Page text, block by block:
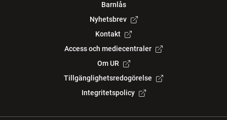
Barnlås
Nyhetsbrev
Kontakt
Access och mediecentraler
Om UR
Tillgänglighetsredogörelse
Integritetspolicy